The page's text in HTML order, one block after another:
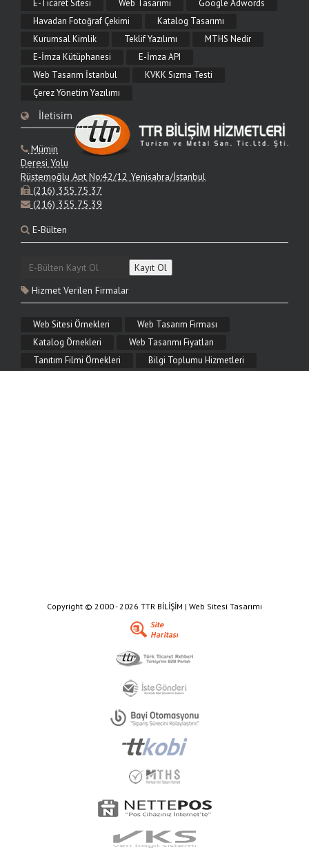
deneyimi, mobil uyum ve SEO açısından web tasarımının tüm aşamalarını TTR
Web Tasarım Fiyatları 2026
2026 web tasarım fiyatları proje türüne göre nasıl değişir? Kurumsal site, e-
ticaret ve özel yazılım maliyet mantığı, fiyatı etkileyen kapsamlar ve teklif alma
adımları.
9.06.2026
Kurumsal web sitesi tasarımı nedir, hangi özellikleri içermelidir? Marka itibarı,
yönetim paneli, mobil uyum ve SEO odaklı kurumsal site çözümleri TTR Bilişim'de.
9.06.2026
Mobil uyumlu (responsive) web tasarım nedir, neden önemlidir? Telefon ve tablette
kusursuz görünen, hızlı ve SEO dostu mobil web tasarım çözümleri TTR Bilişim'de.
E-Ticaret Sitesi
Web Tasarımı
Google Adwords
Havadan Fotoğraf Çekimi
Katalog Tasarımı
Kurumsal Kimlik
Teklif Yazılımı
MTHS Nedir
E-İmza Kütüphanesi
E-İmza API
Web Tasarım İstanbul
KVKK Sızma Testi
Çerez Yönetim Yazılımı
İletisim
Mümin
Deresi Yolu
Rüstemoğlu Apt No:42/12 Yenisahra/İstanbul
(216) 355 75 37
(216) 355 75 39
E-Bülten
Hizmet Verilen Firmalar
Web Sitesi Örnekleri
Web Tasarım Firması
Katalog Örnekleri
Web Tasarımı Fiyatları
Tanıtım Filmi Örnekleri
Bilgi Toplumu Hizmetleri
Copyright © 2000 - 2026 TTR BİLİŞİM | Web Sitesi Tasarımı